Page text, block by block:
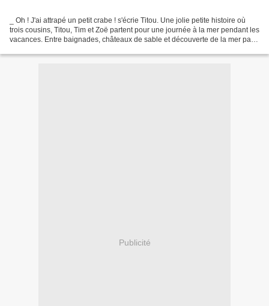
_ Oh ! J'ai attrapé un petit crabe ! s'écrie Titou. Une jolie petite histoire où
trois cousins, Titou, Tim et Zoë partent pour une journée à la mer pendant les
vacances. Entre baignades, châteaux de sable et découverte de la mer pas
Publicité